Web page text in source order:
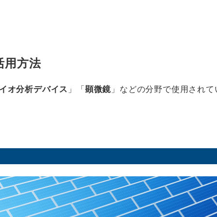
用方法
オ分析デバイス 」「 顕微鏡 」などの分野で使用されて